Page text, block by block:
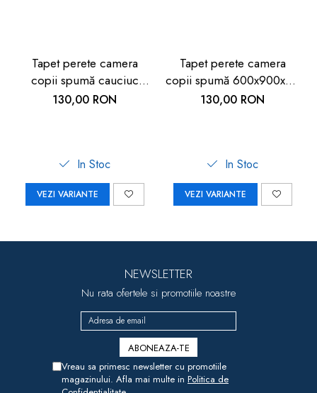
Tapet perete camera
copii spumă cauciuc
600x900x5mm -
130,00 RON
In Stoc
VEZI VARIANTE
Tapet perete camera
copii spumă 600x900x9 -
Siguranță copii
130,00 RON
In Stoc
VEZI VARIANTE
NEWSLETTER
Nu rata ofertele si promotiile noastre
Vreau sa primesc newsletter cu promotiile
magazinului. Afla mai multe in Politica de